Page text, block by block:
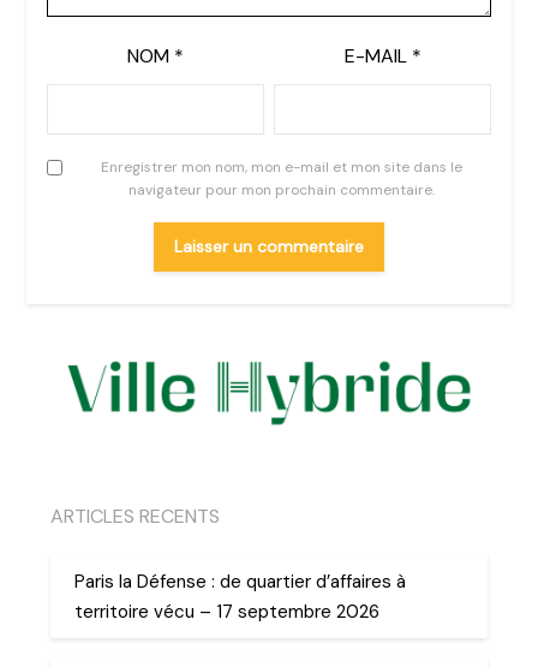
NOM * E-MAIL *
Enregistrer mon nom, mon e-mail et mon site dans le
navigateur pour mon prochain commentaire.
ARTICLES RECENTS
Paris la Défense : de quartier d’affaires à
territoire vécu – 17 septembre 2026